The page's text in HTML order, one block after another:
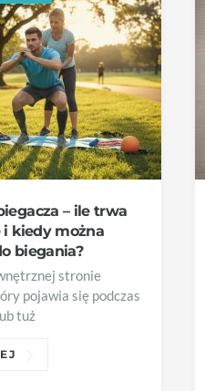
– ile trwa
i kiedy można
biegania?
stronie
pojawia się podczas
tuż